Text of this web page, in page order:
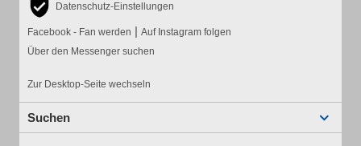
Datenschutz-Einstellungen
Facebook - Fan werden | Auf Instagram folgen
Über den Messenger suchen
Zur Desktop-Seite wechseln
Suchen